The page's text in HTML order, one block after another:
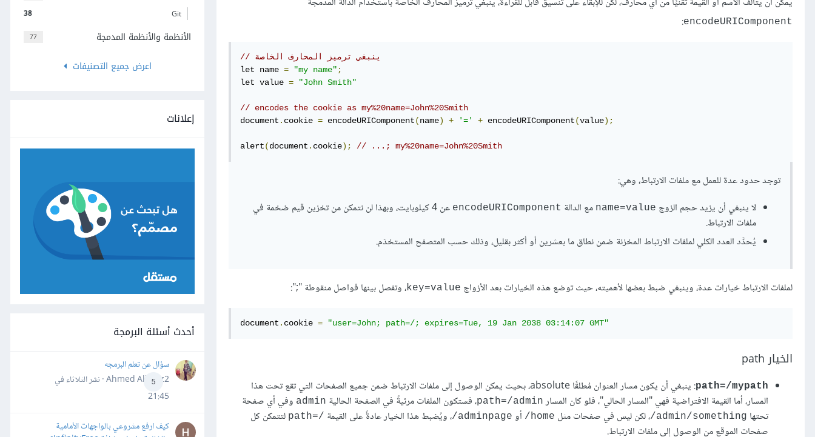
encodeURIComponent
:
// ينبغي ترميز المحارف الخاصة
let name = "my name" ;
let value = "John Smith"
// encodes the cookie as my%20name=John%20Smith
document . cookie = encodeURIComponent(name) + '=' + encodeURIComponent(value);
alert(document . cookie); // ...; my%20name=John%20Smith
توجد حدود عدة للعمل مع ملفات الارتباط، وهي:
لا ينبغي أن يزيد حجم الزوج name=value مع الدالة encodeURIComponent
عن 4 كيلوبايت، وبهذا لن نتمكن من تخزين قيم ضخمة في
ملفات الارتباط.
يُحدَّد العدد الكلي لملفات الارتباط المخزنة ضمن نطاق ما بعشرين أو أكثر بقليل، وذلك حسب المتصفح المستخدَم.
لملفات الارتباط خيارات عدة، وينبغي ضبط بعضها لأهميته، حيث توضع هذه الخيارات بعد الأزواج key=value، وتفصل بينها فواصل منقوطة ";":
document . cookie = "user=John; path=/; expires=Tue, 19 Jan 2038 03:14:07 GMT"
الخيار path
path=/mypath
: ينبغي أن يكون مسار العنوان مُطلقًا absolute، بحيث يمكن الوصول إلى ملفات الارتباط ضمن جميع الصفحات التي تقع تحت هذا
المسار، أما القيمة الافتراضية فهي "المسار الحالي"، فلو كان المسار path=/admin، فستكون الملفات مرئيةً في الصفحة الحالية admin وفي أي صفحة
تحتها admin/something/ ، لكن ليس في صفحات مثل home/ أو adminpage/ ، ويُضبط هذا الخيار عادةً على القيمة /=path
لتتمكن كل
صفحات الموقع من الوصول إلى ملفات الارتباط.
38 Git
77
الأنظمة والأنظمة المدمجة
اعرض جميع التصنيفات
إعلانات
أحدث أسئلة البرمجة
5
سؤال عن تعلم البرمجه
Ahmed Alhafiz2 · نشر
الثلاثاء في
21:45
كيف ارفع مشروعي بالواجهات الأمامية